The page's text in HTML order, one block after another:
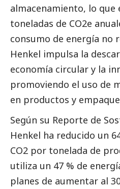
almacenamiento, lo que
toneladas de CO2e
consumo de energía no
Henkel impulsa la
economía circular y la
promoviendo el uso de
en productos y
Según su Reporte de
Henkel ha reducido un
CO2 por tonelada de
utiliza un 47 % de
planes de aumentar al